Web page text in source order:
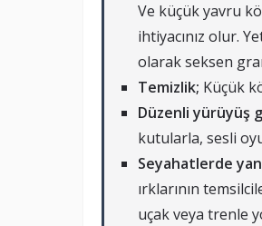
Ve küçük yavru
ihtiyacınız olur.
olarak seksen
Temizlik; Küçük
Düzenli yürüyüş
kutularla, sesli
Seyahatlerde
ırklarının
uçak veya trenle